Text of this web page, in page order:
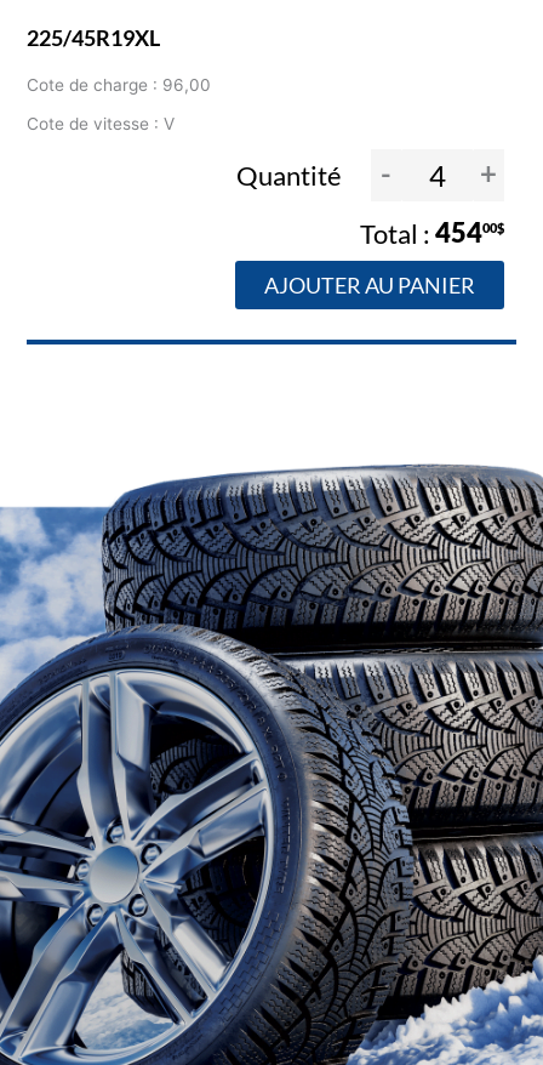
225/45R19XL
Cote de charge : 96,00
Cote de vitesse : V
Quantité - +
45400$
AJOUTER AU PANIER